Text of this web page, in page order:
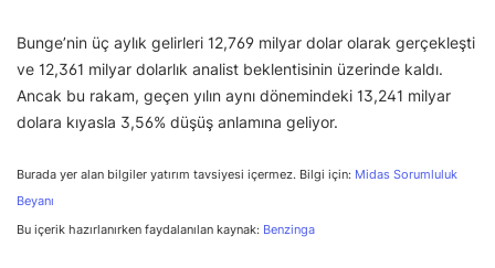
Bunge’nin üç aylık gelirleri 12,769 milyar dolar olarak gerçekleşti
ve 12,361 milyar dolarlık analist beklentisinin üzerinde kaldı.
Ancak bu rakam, geçen yılın aynı dönemindeki 13,241 milyar
dolara kıyasla 3,56% düşüş anlamına geliyor.
Burada yer alan bilgiler yatırım tavsiyesi içermez. Bilgi için: Midas Sorumluluk
Beyanı
Bu içerik hazırlanırken faydalanılan kaynak: Benzinga